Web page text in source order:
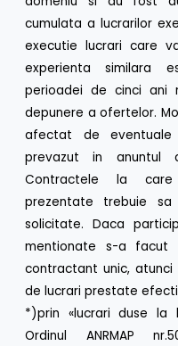
cumulata a lucrarilor
executie lucrari care
experienta similara
perioadei de cinci ani
depunere a ofertelor.
afectat de eventuale
prevazut in anuntul
Contractele la
prezentate trebuie
solicitate. Daca
mentionate s-a
contractant unic,
de lucrari prestate
*)prin «lucrari duse la
Ordinul ANRMAP